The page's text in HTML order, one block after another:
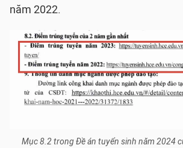
năm 2022.
Mục 8.2 trong Đề án tuyển sinh năm 2024